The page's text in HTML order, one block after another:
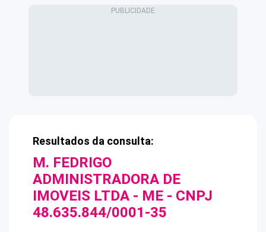
Resultados da consulta:
M. FEDRIGO
ADMINISTRADORA DE
IMOVEIS LTDA - ME - CNPJ
48.635.844/0001-35